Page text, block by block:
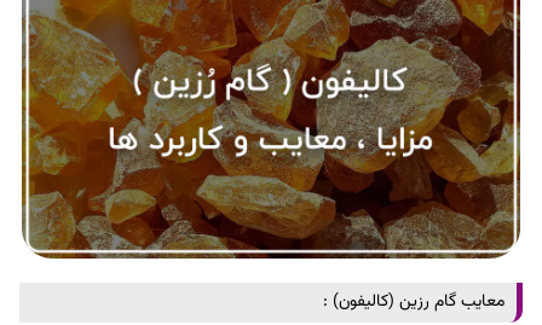
معایب گام رزین (کالیفون) :